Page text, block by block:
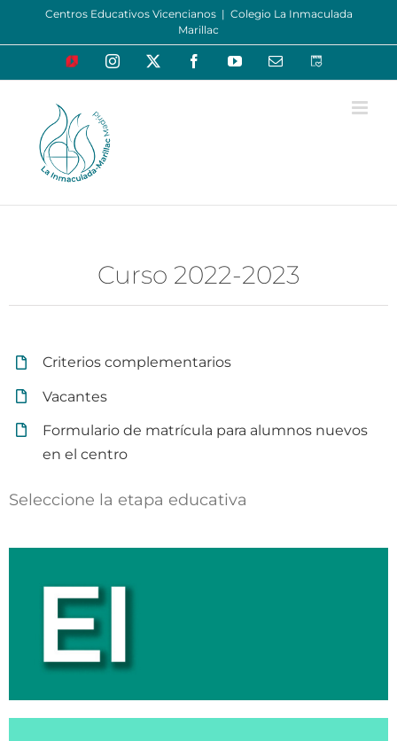
contenido
Centros Educativos Vicencianos | Colegio La Inmaculada
Marillac
EducamosInstagram FacebookYouTubeCorreoOraciones
Curso 2022-2023
Criterios complementarios
Vacantes
Formulario de matrícula para alumnos nuevos
en el centro
Seleccione la etapa educativa